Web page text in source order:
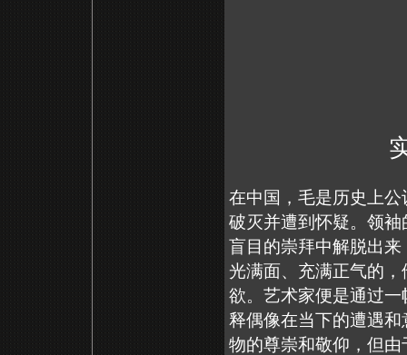
在中国，毛是历史上
破灭并遭到怀疑。领
盲目的崇拜中解脱出
光满面、充满正气的
欲。艺术家便是通过
释偶像在当下的遭遇
物的尊崇和敬仰，但